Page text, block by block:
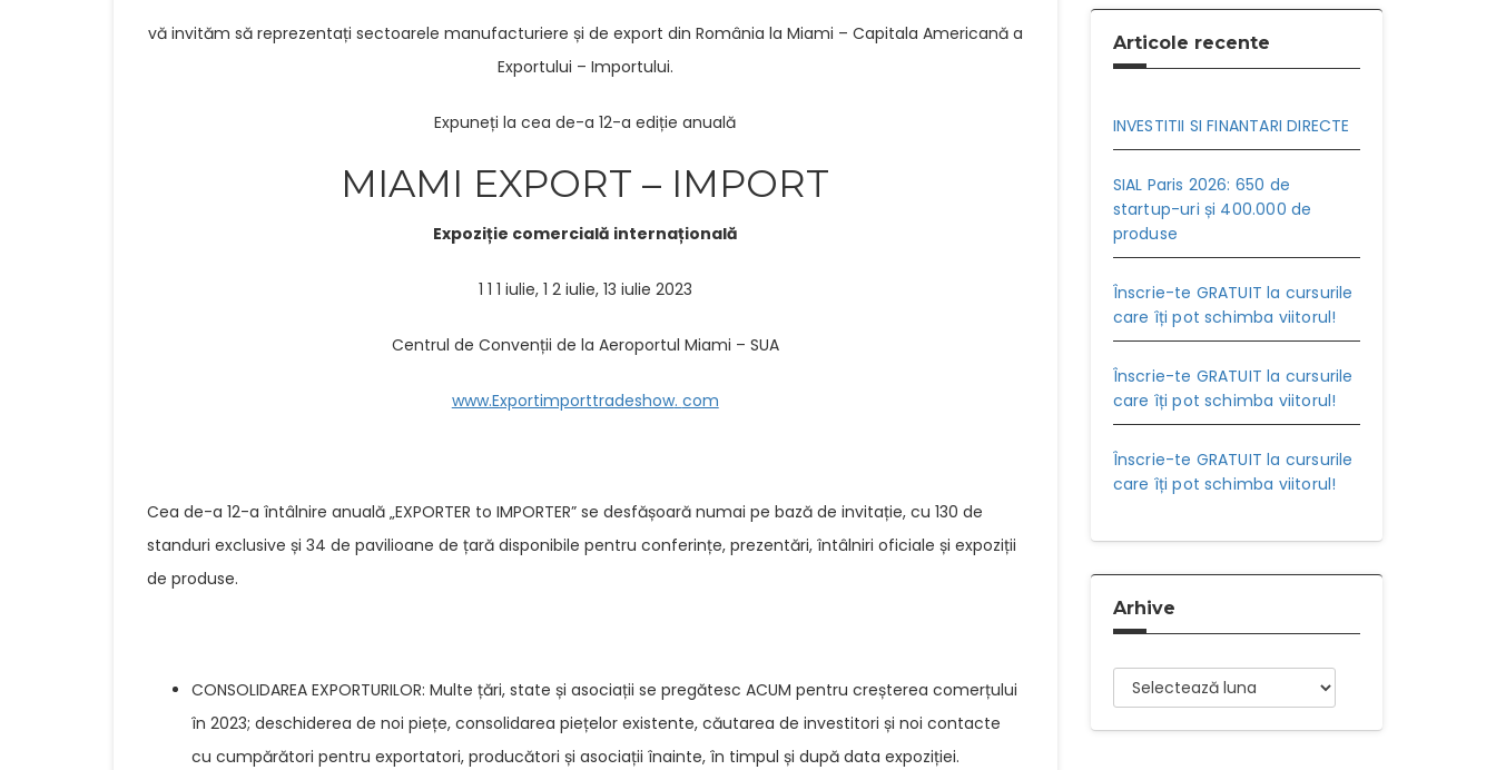
vă invităm să reprezentați sectoarele manufacturiere și de export din România la Miami – Capitala Americană a
Exportului – Importului.
Expuneți la cea de-a 12-a ediție anuală
MIAMI EXPORT – IMPORT
Expoziție comercială internațională
1 1 1 iulie, 1 2 iulie, 13 iulie 2023
Centrul de Convenții de la Aeroportul Miami – SUA
www.Exportimporttradeshow. com
Cea de-a 12-a întâlnire anuală „EXPORTER to IMPORTER” se desfășoară numai pe bază de invitație, cu 130 de
standuri exclusive și 34 de pavilioane de țară disponibile pentru conferințe, prezentări, întâlniri oficiale și expoziții
de produse.
CONSOLIDAREA EXPORTURILOR: Multe țări, state și asociații se pregătesc ACUM pentru creșterea comerțului
în 2023; deschiderea de noi piețe, consolidarea piețelor existente, căutarea de investitori și noi contacte
cu cumpărători pentru exportatori, producători și asociații înainte, în timpul și după data expoziției.
Articole recente
INVESTITII SI FINANTARI DIRECTE
SIAL Paris 2026: 650 de
startup-uri și 400.000 de
produse
Înscrie-te GRATUIT la cursurile
care îți pot schimba viitorul!
Înscrie-te GRATUIT la cursurile
care îți pot schimba viitorul!
Înscrie-te GRATUIT la cursurile
care îți pot schimba viitorul!
Arhive
Arhive